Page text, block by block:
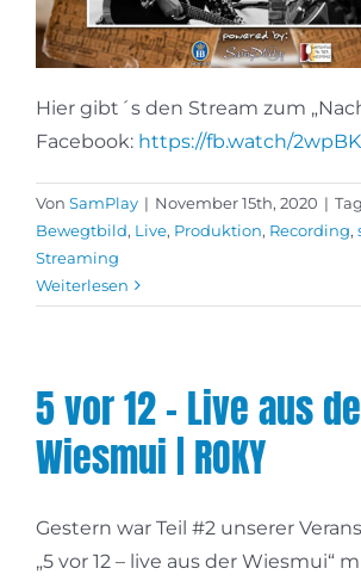
Hier gibt´s den Stream zum
Facebook: https://fb.watch/
Von SamPlay | November 15th, 2020 |
Bewegtbild, Live, Produktion, Recording,
Streaming
Weiterlesen
5 vor 12 – Live aus
Wiesmui | ROKY
Gestern war Teil #2 unserer
„5 vor 12 – live aus der Wiesmui“